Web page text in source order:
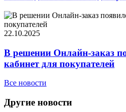
22.10.2025
В решении Онлайн-заказ
кабинет для покупателей
Все новости
Другие новости